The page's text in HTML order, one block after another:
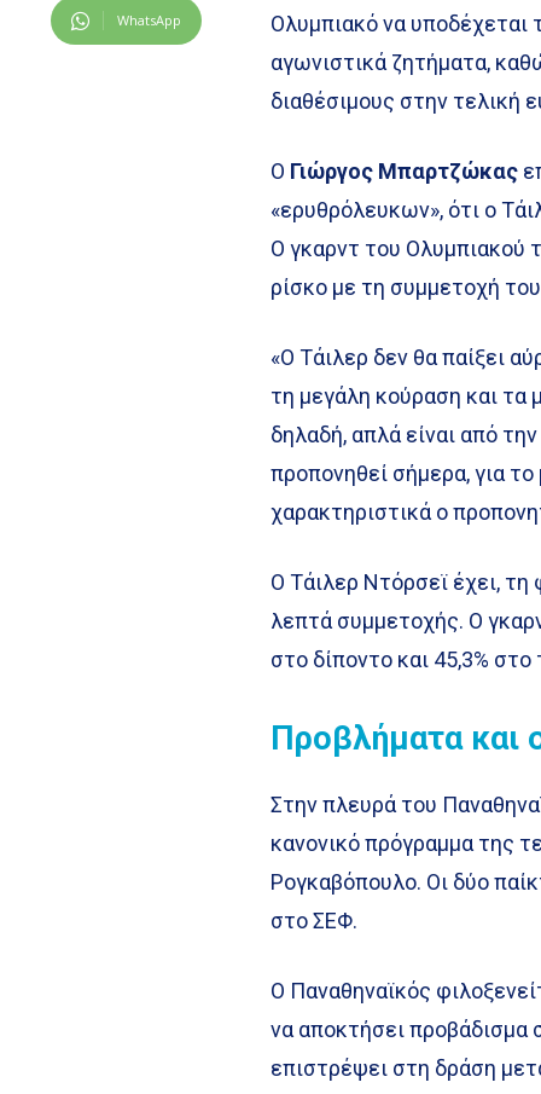
WhatsApp
Ολυμπιακό να υποδέχεται
αγωνιστικά ζητήματα,
διαθέσιμους στην τελική
Ο Γιώργος Μπαρτζώκας
«ερυθρόλευκων», ότι ο
Ο γκαρντ του Ολυμπιακού
ρίσκο με τη συμμετοχή
«Ο Τάιλερ δεν θα παίξει
τη μεγάλη κούραση και τα
δηλαδή, απλά είναι από
προπονηθεί σήμερα, για
χαρακτηριστικά ο
Ο Τάιλερ Ντόρσεϊ έχει,
λεπτά συμμετοχής. Ο
στο δίποντο και 45,3% στο
Προβλήματα και
Στην πλευρά του
κανονικό πρόγραμμα της
Ρογκαβόπουλο. Οι δύο
στο ΣΕΦ.
Ο Παναθηναϊκός
να αποκτήσει
επιστρέψει στη δράση